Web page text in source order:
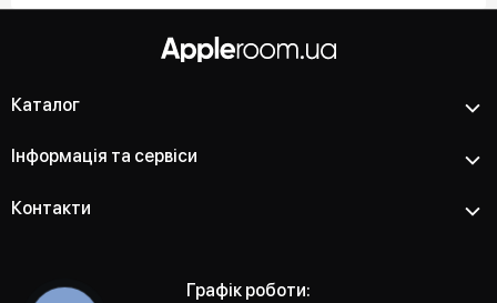
Каталог
Інформація та сервіси
Контакти
Графік роботи: